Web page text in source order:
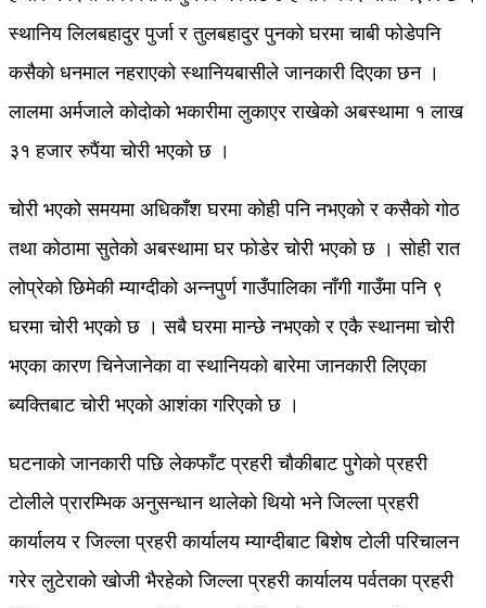
स्थानिय लिलबहादुर पुर्जा र तुलबहादुर पुनको घरमा चाबी फोडेपनि
कसैको धनमाल नहराएको स्थानियबासीले जानकारी दिएका छन ।
लालमा अर्मजाले कोदोको भकारीमा लुकाएर राखेको अबस्थामा १ लाख
३१ हजार रुपैंया चोरी भएको छ ।
चोरी भएको समयमा अधिकाँश घरमा कोही पनि नभएको र कसैको गोठ
तथा कोठामा सुतेको अबस्थामा घर फोडेर चोरी भएको छ । सोही रात
लोप्रेको छिमेकी म्याग्दीको अन्नपुर्ण गाउँपालिका नाँगी गाउँमा पनि ९
घरमा चोरी भएको छ । सबै घरमा मान्छे नभएको र एकै स्थानमा चोरी
भएका कारण चिनेजानेका वा स्थानियको बारेमा जानकारी लिएका
ब्यक्तिबाट चोरी भएको आशंका गरिएको छ ।
घटनाको जानकारी पछि लेकफाँट प्रहरी चौकीबाट पुगेको प्रहरी
टोलीले प्रारम्भिक अनुसन्धान थालेको थियो भने जिल्ला प्रहरी
कार्यालय र जिल्ला प्रहरी कार्यालय म्याग्दीबाट बिशेष टोली परिचालन
गरेर लुटेराको खोजी भैरहेको जिल्ला प्रहरी कार्यालय पर्वतका प्रहरी